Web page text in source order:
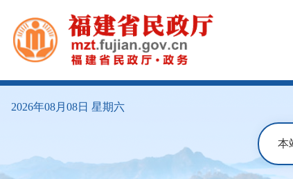
2026年08月08日 星期六